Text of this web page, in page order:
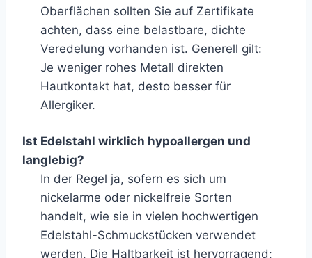
Oberflächen sollten Sie auf Zertifikate
achten, dass eine belastbare, dichte
Veredelung vorhanden ist. Generell gilt:
Je weniger rohes Metall direkten
Hautkontakt hat, desto besser für
Allergiker.
Ist Edelstahl wirklich hypoallergen und
langlebig?
In der Regel ja, sofern es sich um
nickelarme oder nickelfreie Sorten
handelt, wie sie in vielen hochwertigen
Edelstahl-Schmuckstücken verwendet
werden. Die Haltbarkeit ist hervorragend: